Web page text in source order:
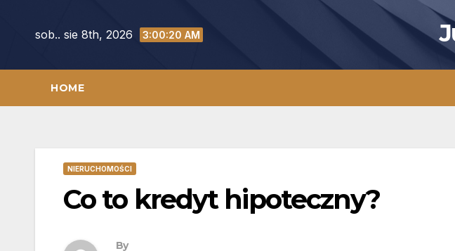
sob.. sie 8th, 2026 3:00:21 AM
HOME
NIERUCHOMOŚCI
Co to kredyt hipoteczny?
By